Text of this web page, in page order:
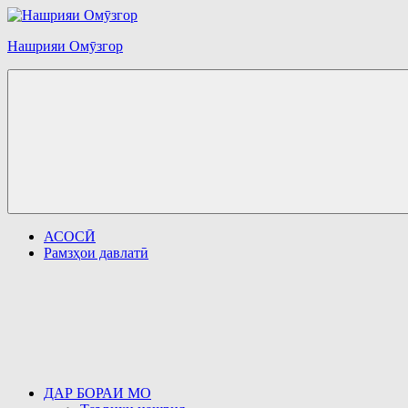
Перейти
содержимому
Нашрияи Омӯзгор
АСОСӢ
Рамзҳои давлатӣ
ДАР БОРАИ МО